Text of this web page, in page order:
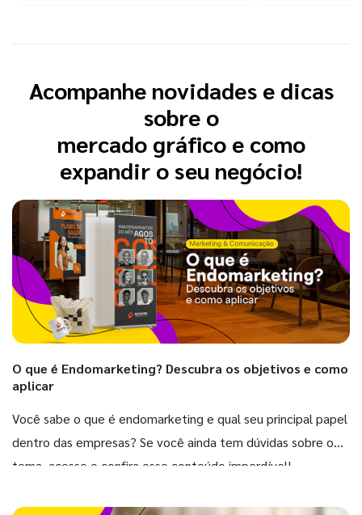
Acompanhe novidades e dicas
sobre o
mercado gráfico e como
expandir o seu negócio!
O que é Endomarketing? Descubra os objetivos e como
aplicar
Você sabe o que é endomarketing e qual seu principal papel
dentro das empresas? Se você ainda tem dúvidas sobre o
tema, acesse e confira esse conteúdo imperdível!